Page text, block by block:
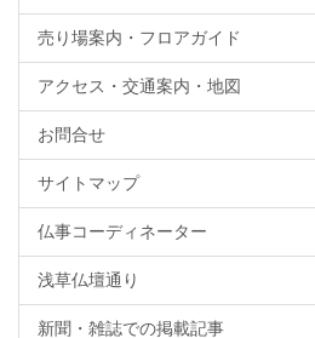
売り場案内・フロアガイド
アクセス・交通案内・地図
お問合せ
サイトマップ
仏事コーディネーター
浅草仏壇通り
新聞・雑誌での掲載記事